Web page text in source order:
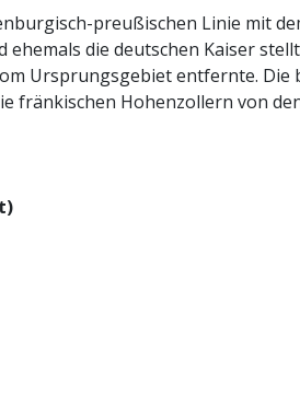
preußischen Linie mit
die deutschen Kaiser
Ursprungsgebiet entfernte. Die
fränkischen Hohenzollern von